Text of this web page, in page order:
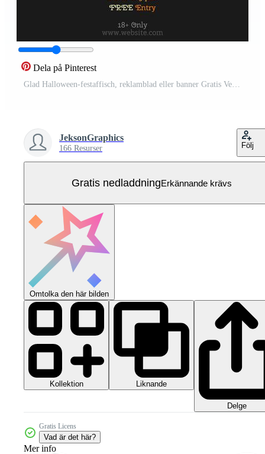
Dela på Pinterest
Glad Halloween-festaffisch, reklamblad eller banner Gratis Vektor
JeksonGraphics
166 Resurser Följ
Gratis nedladdningErkännande krävs
Omtolka den här bilden
Kollektion Liknande
Delge
Gratis Licens
Vad är det här?
Mer info